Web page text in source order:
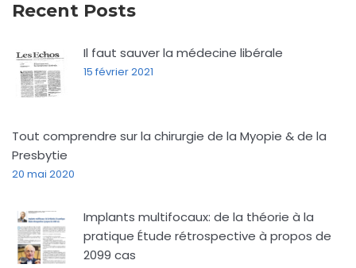
Recent Posts
Il faut sauver la médecine libérale
15 février 2021
Tout comprendre sur la chirurgie de la Myopie & de la
Presbytie
20 mai 2020
Implants multifocaux: de la théorie à la
pratique Étude rétrospective à propos de
2099 cas